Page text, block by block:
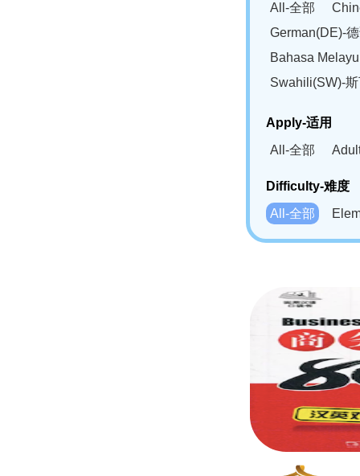
All-全部
German(DE)-
Bahasa
Swahili(SW)-
Apply-适用
All-全部
Difficulty-难度
All-全部